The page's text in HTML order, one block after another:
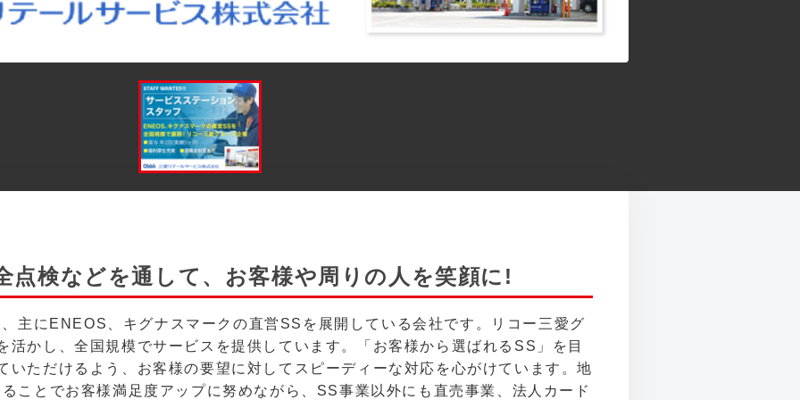
点検などを通して、お客様や周りの人を笑顔に!
主にENEOS、キグナスマークの直営SSを展開している会社です。リコー三愛グ
活かし、全国規模でサービスを提供しています。「お客様から選ばれるSS」を目
いただけるよう、お客様の要望に対してスピーディーな対応を心がけています。地
ことでお客様満足度アップに努めながら、SS事業以外にも直売事業、法人カード